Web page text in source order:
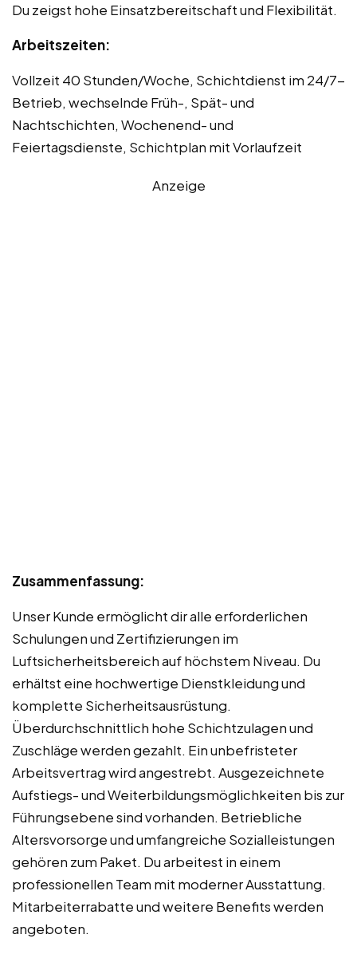
Du zeigst hohe Einsatzbereitschaft und Flexibilität.
Arbeitszeiten:
Vollzeit 40 Stunden/Woche, Schichtdienst im 24/7-
Betrieb, wechselnde Früh-, Spät- und
Nachtschichten, Wochenend- und
Feiertagsdienste, Schichtplan mit Vorlaufzeit
Anzeige
Zusammenfassung:
Unser Kunde ermöglicht dir alle erforderlichen
Schulungen und Zertifizierungen im
Luftsicherheitsbereich auf höchstem Niveau. Du
erhältst eine hochwertige Dienstkleidung und
komplette Sicherheitsausrüstung.
Überdurchschnittlich hohe Schichtzulagen und
Zuschläge werden gezahlt. Ein unbefristeter
Arbeitsvertrag wird angestrebt. Ausgezeichnete
Aufstiegs- und Weiterbildungsmöglichkeiten bis zur
Führungsebene sind vorhanden. Betriebliche
Altersvorsorge und umfangreiche Sozialleistungen
gehören zum Paket. Du arbeitest in einem
professionellen Team mit moderner Ausstattung.
Mitarbeiterrabatte und weitere Benefits werden
angeboten.